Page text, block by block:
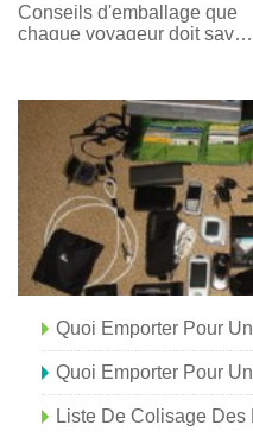
Conseils d'emballage que
chaque voyageur doit savoir
Quoi Emporter Pour